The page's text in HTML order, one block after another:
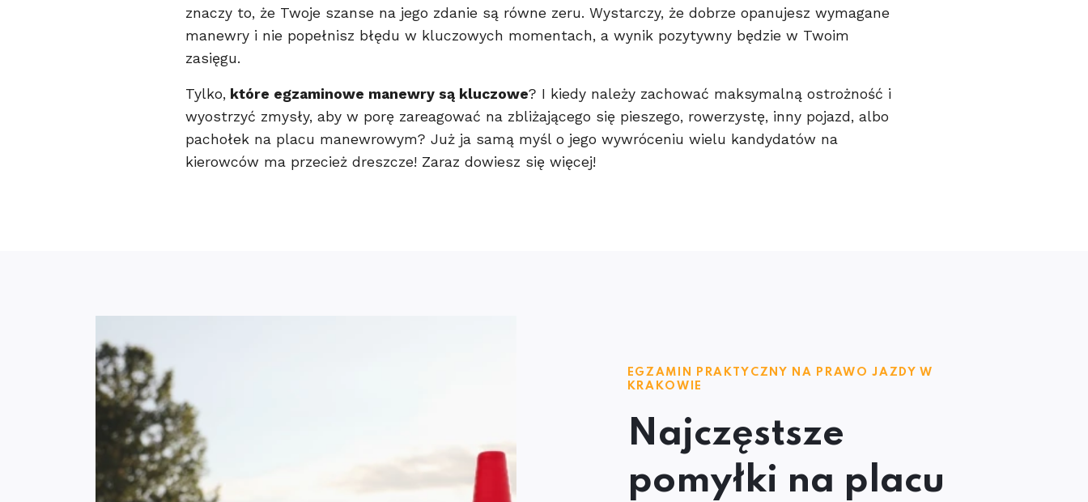
znaczy to, że Twoje szanse na jego zdanie są równe zeru. Wystarczy, że dobrze opanujesz wymagane
manewry i nie popełnisz błędu w kluczowych momentach, a wynik pozytywny będzie w Twoim
zasięgu.
Tylko, które egzaminowe manewry są kluczowe? I kiedy należy zachować maksymalną ostrożność i
wyostrzyć zmysły, aby w porę zareagować na zbliżającego się pieszego, rowerzystę, inny pojazd, albo
pachołek na placu manewrowym? Już ja samą myśl o jego wywróceniu wielu kandydatów na
kierowców ma przecież dreszcze! Zaraz dowiesz się więcej!
EGZAMIN PRAKTYCZNY NA PRAWO JAZDY W
KRAKOWIE
Najczęstsze
pomyłki na placu